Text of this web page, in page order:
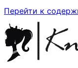
Перейти к